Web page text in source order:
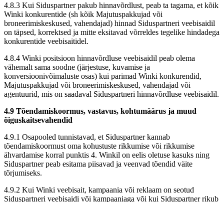
4.8.3 Kui Siduspartner pakub hinnavõrdlust, peab ta tagama, et kõik
Winki konkurentide (sh kõik Majutuspakkujad või
broneerimiskeskused, vahendajad) hinnad Siduspartneri veebisaidil
on täpsed, korrektsed ja mitte eksitavad võrreldes tegelike hindadega
konkurentide veebisaitidel.
4.8.4 Winki positsioon hinnavõrdluse veebisaidil peab olema
vähemalt sama soodne (järjestuse, kuvamise ja
konversioonivõimaluste osas) kui parimad Winki konkurendid,
Majutuspakkujad või broneerimiskeskused, vahendajad või
agentuurid, mis on saadaval Siduspartneri hinnavõrdluse veebisaidil.
4.9 Tõendamiskoormus, vastavus, kohtumäärus ja muud
õiguskaitsevahendid
4.9.1 Osapooled tunnistavad, et Siduspartner kannab
tõendamiskoormust oma kohustuste rikkumise või rikkumise
ähvardamise korral punktis 4. Winkil on eelis oletuse kasuks ning
Siduspartner peab esitama piisavad ja veenvad tõendid väite
tõrjumiseks.
4.9.2 Kui Winki veebisait, kampaania või reklaam on seotud
Siduspartneri veebisaidi või kampaaniaga või kui Siduspartner rikub